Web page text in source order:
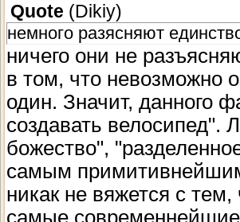
Quote (Dikiy)
немного разясняют
ничего они не
в том, что невозможно
один. Значит, данного
создавать велосипед".
божество",
самым
никак не вяжется с
самые